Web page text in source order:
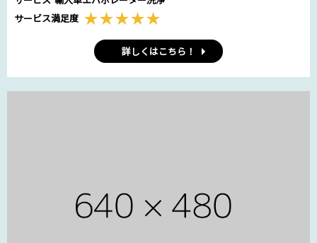
サービス満足度
詳しくはこちら！